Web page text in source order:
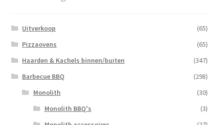
Uitverkoop
(65)
Pizzaovens
(65)
Haarden & Kachels binnen/buiten
(347)
Barbecue BBQ
(298)
Monolith
(30)
Monolith BBQ's
(3)